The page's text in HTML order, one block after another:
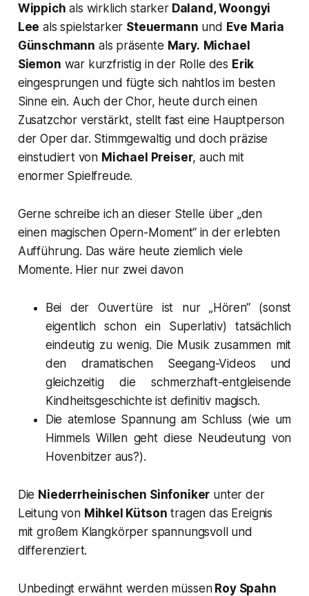
Wippich als wirklich starkerDaland,Woongyi
Lee als spielstarker Steuermann und Eve Maria
Günschmann als präsente Mary. Michael
Siemon war kurzfristig in der Rolle des Erik
eingesprungen und fügte sich nahtlos im besten
Sinne ein. Auch der Chor, heute durch einen
Zusatzchor verstärkt, stellt fast eine Hauptperson
der Oper dar. Stimmgewaltig und doch präzise
einstudiert von Michael Preiser, auch mit
enormer Spielfreude.
Gerne schreibe ich an dieser Stelle über „den
einen magischen Opern-Moment“ in der erlebten
Aufführung. Das wäre heute ziemlich viele
Momente. Hier nur zwei davon
Bei der Ouvertüre ist nur „Hören“ (sonst
eigentlich schon ein Superlativ) tatsächlich
eindeutig zu wenig. Die Musik zusammen mit
den dramatischen Seegang-Videos und
gleichzeitig die schmerzhaft-entgleisende
Kindheitsgeschichte ist definitiv magisch.
Die atemlose Spannung am Schluss (wie um
Himmels Willen geht diese Neudeutung von
Hovenbitzer aus?).
Die Niederrheinischen Sinfoniker unter der
Leitung von Mihkel Kütson tragen das Ereignis
mit großem Klangkörper spannungsvoll und
differenziert.
Unbedingt erwähnt werden müssenRoy Spahn